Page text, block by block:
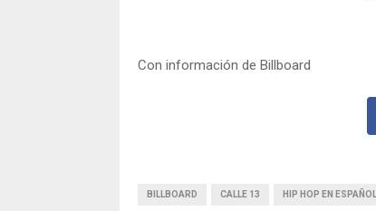
Con información de Billboard
BILLBOARD CALLE 13 HIP HOP EN ESPAÑOL